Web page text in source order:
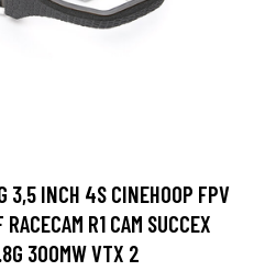
3,5 INCH 4S CINEHOOP FPV
R1 CAM SUCCEX
300MW VTX 2